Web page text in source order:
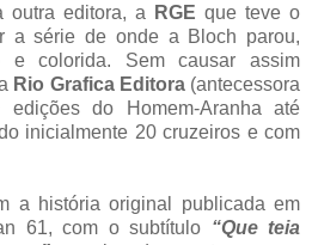
outra editora, a
RGE que teve o
a série de onde a Bloch parou,
e colorida. Sem causar assim
Rio Grafica Editora(antecessora
do Homem-Aranha até
inicialmente 20 cruzeiros e com
a história original publicada em
61, com o subtítulo “Que teia